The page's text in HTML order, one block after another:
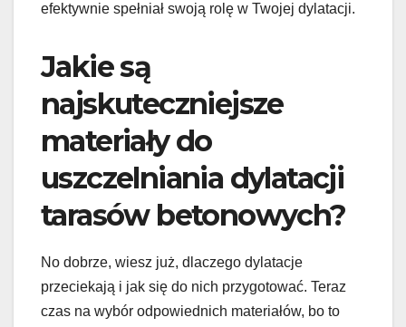
efektywnie spełniał swoją rolę w Twojej dylatacji.
Jakie są
najskuteczniejsze
materiały do
uszczelniania dylatacji
tarasów betonowych?
No dobrze, wiesz już, dlaczego dylatacje
przeciekają i jak się do nich przygotować. Teraz
czas na wybór odpowiednich materiałów, bo to